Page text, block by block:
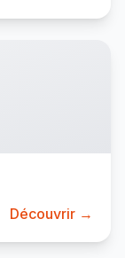
Découvrir →